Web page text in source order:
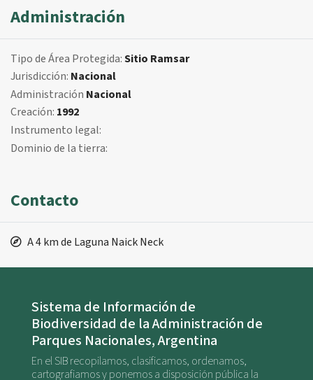
Administración
Tipo de Área Protegida:Sitio Ramsar
Jurisdicción: Nacional
Administración Nacional
Creación: 1992
Instrumento legal:
Dominio de la tierra:
Contacto
A 4 km de Laguna Naick Neck
Sistema de Información de
Biodiversidad de la Administración de
Parques Nacionales, Argentina
En el SIB recopilamos, clasificamos, ordenamos,
cartografiamos y ponemos a disposición pública la